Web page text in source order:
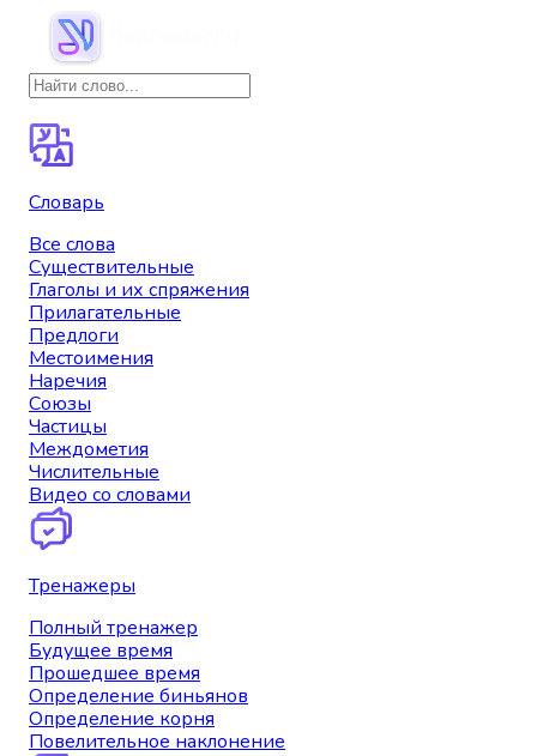
Словарь
Все слова
Существительные
Глаголы и их спряжения
Прилагательные
Предлоги
Местоимения
Наречия
Союзы
Частицы
Междометия
Числительные
Видео со словами
Тренажеры
Полный тренажер
Будущее время
Прошедшее время
Определение биньянов
Определение корня
Повелительное наклонение